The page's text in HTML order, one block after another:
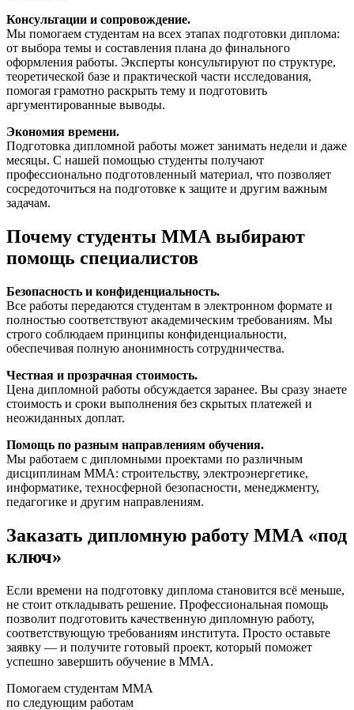
Консультации и сопровождение.
Мы помогаем студентам на всех этапах подготовки диплома:
от выбора темы и составления плана до финального
оформления работы. Эксперты консультируют по структуре,
теоретической базе и практической части исследования,
помогая грамотно раскрыть тему и подготовить
аргументированные выводы.
Экономия времени.
Подготовка дипломной работы может занимать недели и даже
месяцы. С нашей помощью студенты получают
профессионально подготовленный материал, что позволяет
сосредоточиться на подготовке к защите и другим важным
задачам.
Почему студенты ММА выбирают
помощь специалистов
Безопасность и конфиденциальность.
Все работы передаются студентам в электронном формате и
полностью соответствуют академическим требованиям. Мы
строго соблюдаем принципы конфиденциальности,
обеспечивая полную анонимность сотрудничества.
Честная и прозрачная стоимость.
Цена дипломной работы обсуждается заранее. Вы сразу знаете
стоимость и сроки выполнения без скрытых платежей и
неожиданных доплат.
Помощь по разным направлениям обучения.
Мы работаем с дипломными проектами по различным
дисциплинам ММА: строительству, электроэнергетике,
информатике, техносферной безопасности, менеджменту,
педагогике и другим направлениям.
Заказать дипломную работу ММА «под
ключ»
Если времени на подготовку диплома становится всё меньше,
не стоит откладывать решение. Профессиональная помощь
позволит подготовить качественную дипломную работу,
соответствующую требованиям института. Просто оставьте
заявку — и получите готовый проект, который поможет
успешно завершить обучение в ММА.
Помогаем студентам ММА
по следующим работам